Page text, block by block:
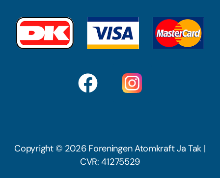
F
a
b
o
Copyright © 2026 Foreningen Atomkraft Ja Tak |
CVR: 41275529